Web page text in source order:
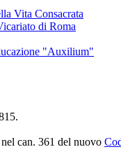
Vita Consacrata
di Roma
"Auxilium"
can. 361 del nuovo